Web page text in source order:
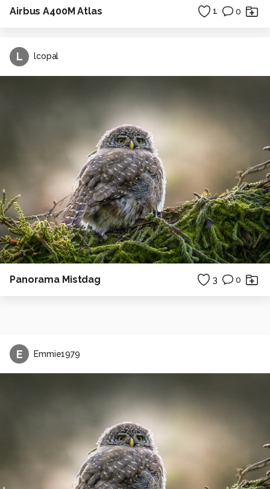
Airbus A400M Atlas 1 0
L lcopal
Panorama Mistdag 3 0
E Emmie1979